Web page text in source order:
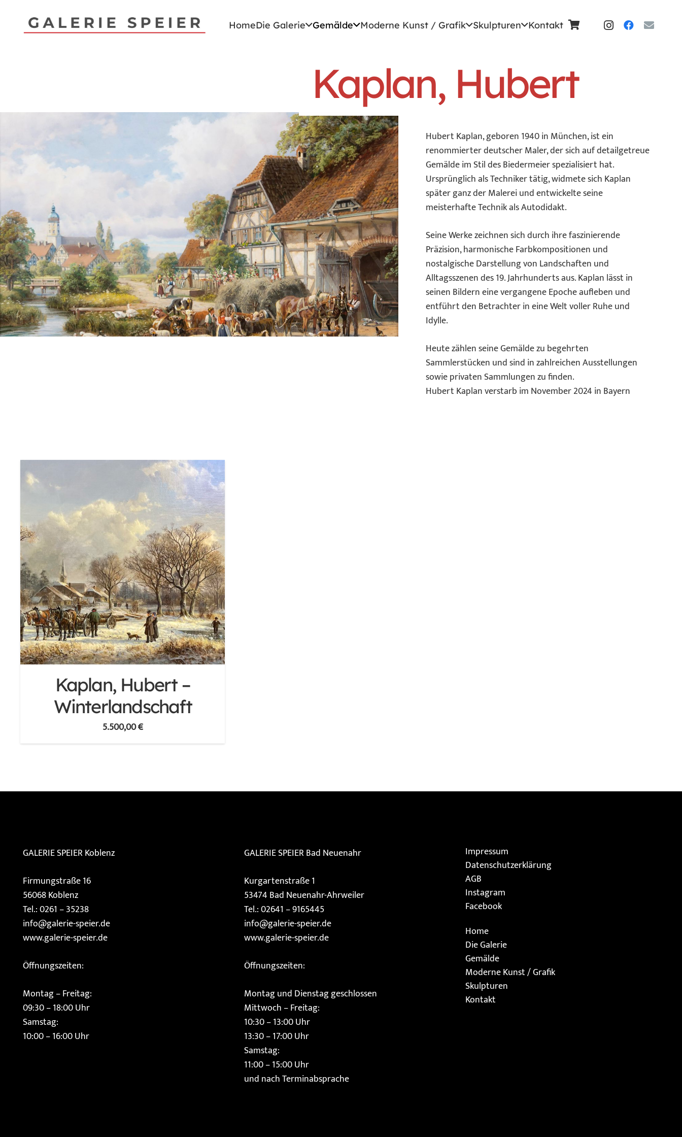
HomeDie Galerie Gemälde Moderne Kunst / Grafik Skulpturen Kontakt
Kaplan, Hubert
Hubert Kaplan, geboren 1940 in München, ist ein
renommierter deutscher Maler, der sich auf detailgetreue
Gemälde im Stil des Biedermeier spezialisiert hat.
Ursprünglich als Techniker tätig, widmete sich Kaplan
später ganz der Malerei und entwickelte seine
meisterhafte Technik als Autodidakt.
Seine Werke zeichnen sich durch ihre faszinierende
Präzision, harmonische Farbkompositionen und
nostalgische Darstellung von Landschaften und
Alltagsszenen des 19. Jahrhunderts aus. Kaplan lässt in
seinen Bildern eine vergangene Epoche aufleben und
entführt den Betrachter in eine Welt voller Ruhe und
Idylle.
Heute zählen seine Gemälde zu begehrten
Sammlerstücken und sind in zahlreichen Ausstellungen
sowie privaten Sammlungen zu finden.
Hubert Kaplan verstarb im November 2024 in Bayern
Kaplan, Hubert –
Winterlandschaft
5.500,00€
GALERIE SPEIERKoblenz
Firmungstraße 16
56068 Koblenz
Tel.: 0261 – 35238
info@galerie-speier.de
www.galerie-speier.de
Öffnungszeiten:
Montag – Freitag:
09:30 – 18:00 Uhr
Samstag:
10:00 – 16:00 Uhr
GALERIE SPEIERBad Neuenahr
Kurgartenstraße 1
53474 Bad Neuenahr-Ahrweiler
Tel.: 02641 – 9165445
info@galerie-speier.de
www.galerie-speier.de
Öffnungszeiten:
Montag und Dienstag geschlossen
Mittwoch – Freitag:
10:30 – 13:00 Uhr
13:30 – 17:00 Uhr
Samstag:
11:00 – 15:00 Uhr
und nach Terminabsprache
Impressum
Datenschutzerklärung
AGB
Instagram
Facebook
Home
Die Galerie
Gemälde
Moderne Kunst / Grafik
Skulpturen
Kontakt